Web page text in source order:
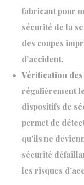
fabricant pour
sécurité de la
des coupes
d’accident.
Vérification
régulièrement
dispositifs de
permet de
qu’ils ne
sécurité
les risques